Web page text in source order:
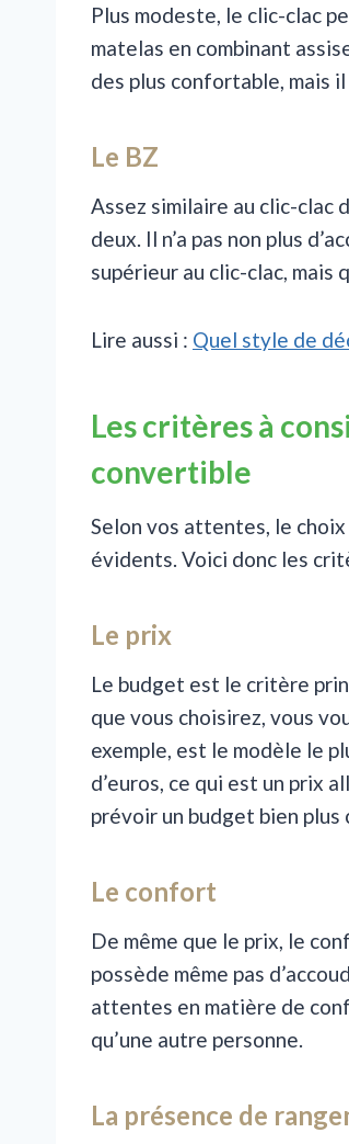
Plus modeste, le clic-clac
matelas en combinant
des plus confortable, mais
Le BZ
Assez similaire au clic-clac
deux. Il n’a pas non plus
supérieur au clic-clac, mais
Lire aussi : Quel style de
Les critères à
convertible
Selon vos attentes, le
évidents. Voici donc les
Le prix
Le budget est le critère
que vous choisirez, vous
exemple, est le modèle le
d’euros, ce qui est un prix
prévoir un budget bien plus
Le confort
De même que le prix, le
possède même pas
attentes en matière de
qu’une autre personne.
La présence de